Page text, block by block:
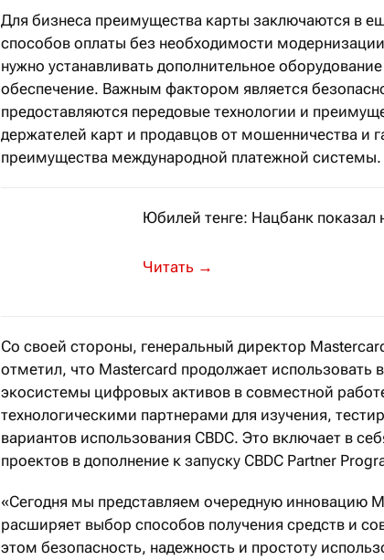
Для бизнеса преимущества карты заключаются в
способов оплаты без необходимости
нужно устанавливать дополнительное
обеспечение. Важным фактором является
предоставляются передовые технологии и
держателей карт и продавцов от мошенничества и
преимущества международной платежной системы.
Юбилей тенге: Нацбанк показал
Первую купюру в сакском
→
Со своей стороны, генеральный директор
отметил, что Mastercard продолжает использовать
экосистемы цифровых активов в совместной
технологическими партнерами для изучения,
вариантов использования CBDC. Это включает в
проектов в дополнение к запуску CBDC Partner
«Сегодня мы представляем очередную инновацию
расширяет выбор способов получения средств и
этом безопасность, надежность и простоту